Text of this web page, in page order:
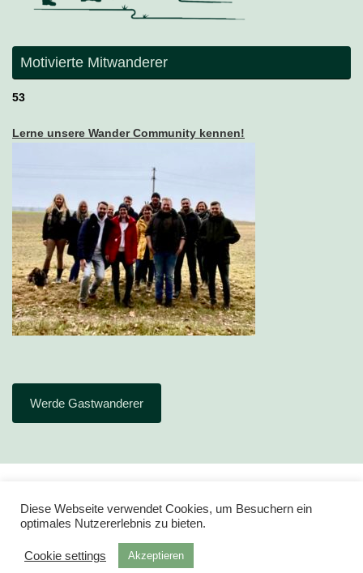
Motivierte Mitwanderer
53
Lerne unsere Wander Community kennen!
Werde Gastwanderer
Impressum
Diese Webseite verwendet Cookies, um Besuchern ein
optimales Nutzererlebnis zu bieten.
Cookie settings Akzeptieren